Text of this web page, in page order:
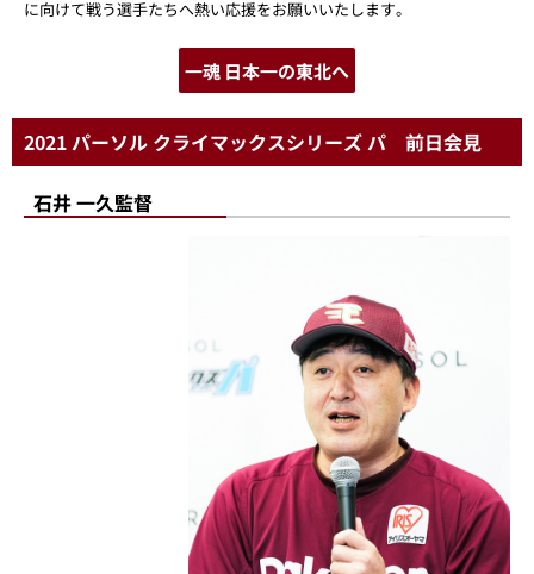
に向けて戦う選手たちへ熱い応援をお願いいたします。
一魂 日本一の東北へ
2021 パーソル クライマックスシリーズ パ 前日会見
石井 一久監督